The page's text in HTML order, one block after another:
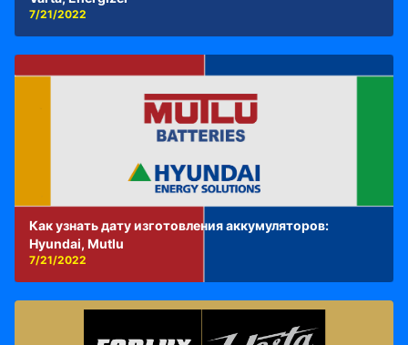
7/21/2022
Как узнать дату изготовления аккумуляторов:
Hyundai, Mutlu
7/21/2022